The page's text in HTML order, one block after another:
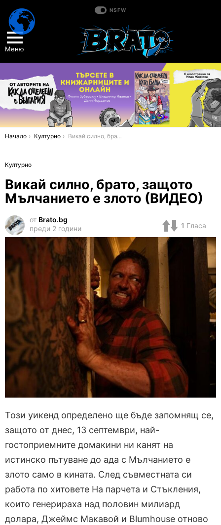
NSFW
Меню
You are here:
Начало Културно Викай силно, брато, защото Мълчанието е злото (ВИДЕО)
Културно
Викай силно, брато, защото
Мълчанието е злото (ВИДЕО)
от Brato.bg
преди 2 години
1 Гласа
Този уикенд определено ще бъде запомнящ се,
защото от днес, 13 септември, най-
гостоприемните домакини ни канят на
истинско пътуване до ада с Мълчанието е
злото само в кината. След съвместната си
работа по хитовете На парчета и Стъкления,
които генерираха над половин милиард
долара, Джеймс Макавой и Blumhouse отново